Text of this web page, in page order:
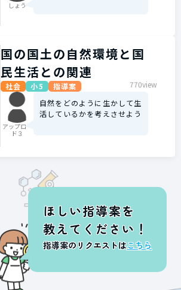
しょう
国の国土の自然環境と国
民生活との関連
社会 小5 指導案 770view
アップロー
ド３
自然をどのように生かして生
活しているかを考えさせよう
ほしい指導案を
教えてください！
指導案のリクエストはこちら